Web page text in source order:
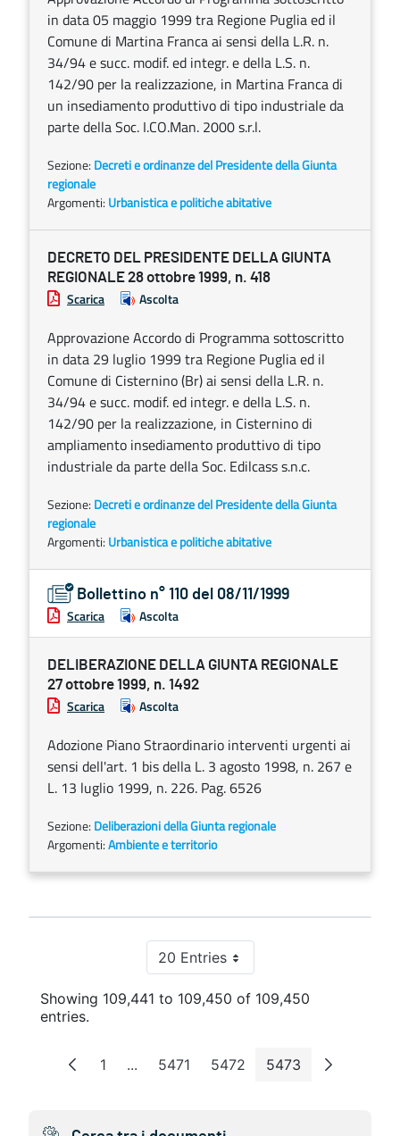
in data 05 maggio 1999 tra Regione Puglia ed il
Comune di Martina Franca ai sensi della L.R. n.
34/94 e succ. modif. ed integr. e della L.S. n.
142/90 per la realizzazione, in Martina Franca di
un insediamento produttivo di tipo industriale da
parte della Soc. I.CO.Man. 2000 s.r.l.
Sezione: Decreti e ordinanze del Presidente della Giunta
regionale
Argomenti: Urbanistica e politiche abitative
DECRETO DEL PRESIDENTE DELLA GIUNTA
REGIONALE 28 ottobre 1999, n. 418
Scarica Ascolta
Approvazione Accordo di Programma sottoscritto
in data 29 luglio 1999 tra Regione Puglia ed il
Comune di Cisternino (Br) ai sensi della L.R. n.
34/94 e succ. modif. ed integr. e della L.S. n.
142/90 per la realizzazione, in Cisternino di
ampliamento insediamento produttivo di tipo
industriale da parte della Soc. Edilcass s.n.c.
Sezione: Decreti e ordinanze del Presidente della Giunta
regionale
Argomenti: Urbanistica e politiche abitative
Bollettino n° 110 del 08/11/1999
Scarica Ascolta
DELIBERAZIONE DELLA GIUNTA REGIONALE
27 ottobre 1999, n. 1492
Scarica Ascolta
Adozione Piano Straordinario interventi urgenti ai
sensi dell'art. 1 bis della L. 3 agosto 1998, n. 267 e
L. 13 luglio 1999, n. 226. Pag. 6526
Sezione: Deliberazioni della Giunta regionale
Argomenti:Ambiente e territorio
20 EntriesPer Page
Showing 109,441 to 109,450 of 109,450
entries.
Page
1 ...Intermediate Pages
Page
5471 Page
5472 Page
5473